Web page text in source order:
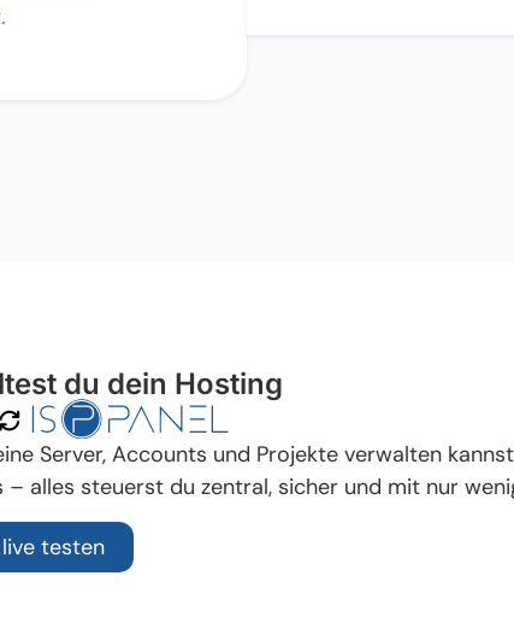
du dein Hosting
Server, Accounts und Projekte verwalten
alles steuerst du zentral, sicher und mit nur
testen